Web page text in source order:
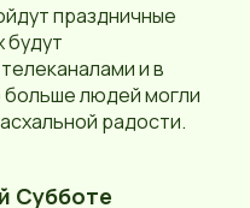
праздничные
будут
и в
людей могли
радости.
Субботе